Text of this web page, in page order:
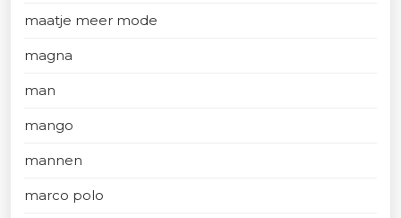
maatje meer mode
magna
man
mango
mannen
marco polo